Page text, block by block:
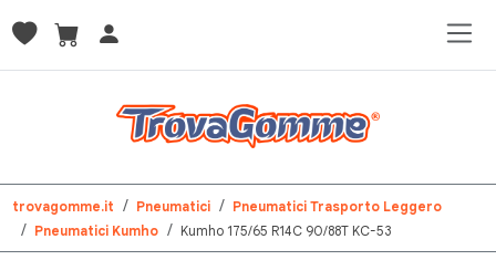
trovagomme.it Pneumatici
Pneumatici Trasporto Leggero
Pneumatici Kumho
Kumho 175/65 R14C 90/88T KC-53